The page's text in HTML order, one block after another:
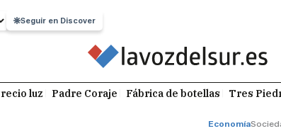
Seguir en Discover
luz Padre Coraje Fábrica de botellas Tres
Economía